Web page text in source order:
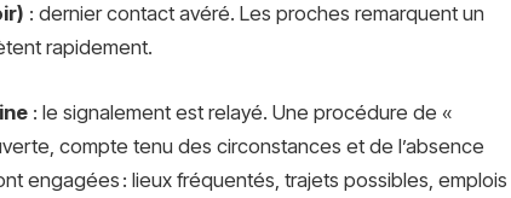
: dernier contact avéré. Les proches remarquent un
rapidement.
: le signalement est relayé. Une procédure de «
compte tenu des circonstances et de l’absence
engagées : lieux fréquentés, trajets possibles, emplois